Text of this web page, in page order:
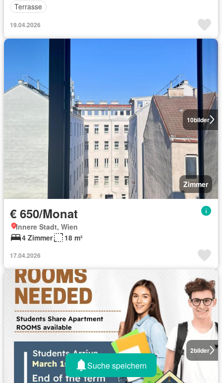
Terrasse
19.04.2026
10bilder
Zimmer
€ 650/Monat
Innere Stadt, Wien
4 Zimmer
18 m²
17.04.2026
2bilder
Suche speichern